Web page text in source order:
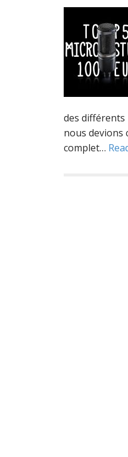
des différents
nous devions
complet…